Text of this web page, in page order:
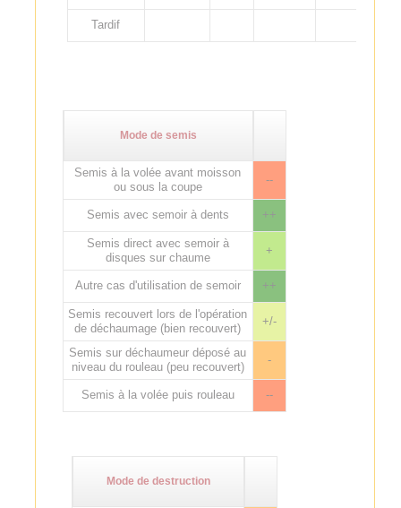
Tardif
Mode de semis
Semis à la volée avant moisson
ou sous la coupe
--
Semis avec semoir à dents ++
Semis direct avec semoir à
disques sur chaume
+
Autre cas d'utilisation de semoir ++
Semis recouvert lors de l'opération
de déchaumage (bien recouvert)
+/-
Semis sur déchaumeur déposé au
niveau du rouleau (peu recouvert)
-
Semis à la volée puis rouleau --
Mode de destruction